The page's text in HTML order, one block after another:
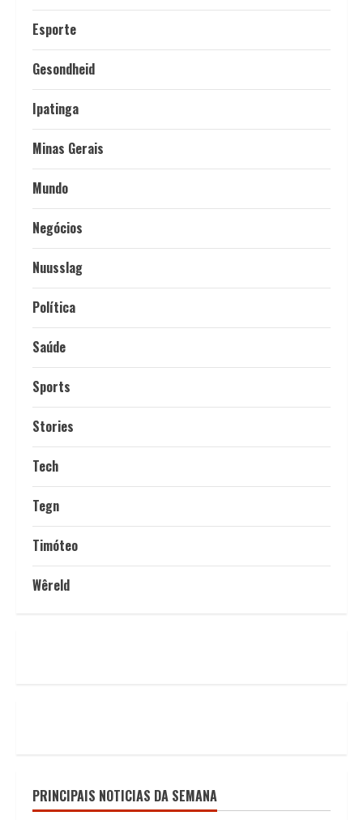
Esporte
Gesondheid
Ipatinga
Minas Gerais
Mundo
Negócios
Nuusslag
Política
Saúde
Sports
Stories
Tech
Tegn
Timóteo
Wêreld
PRINCIPAIS NOTICIAS DA SEMANA